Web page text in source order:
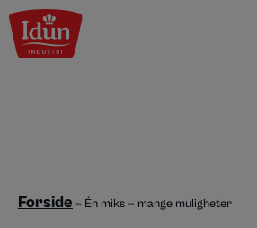
Skip
to
content
Forside » Én miks — mange muligheter